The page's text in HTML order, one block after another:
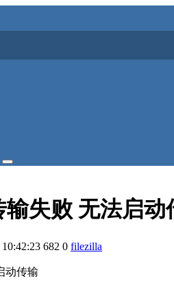
失败 无法启动
682 0 filezilla
动传输